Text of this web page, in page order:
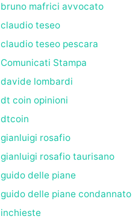
bruno mafrici avvocato
claudio teseo
claudio teseo pescara
Comunicati Stampa
davide lombardi
dt coin opinioni
dtcoin
gianluigi rosafio
gianluigi rosafio taurisano
guido delle piane
guido delle piane condannato
inchieste